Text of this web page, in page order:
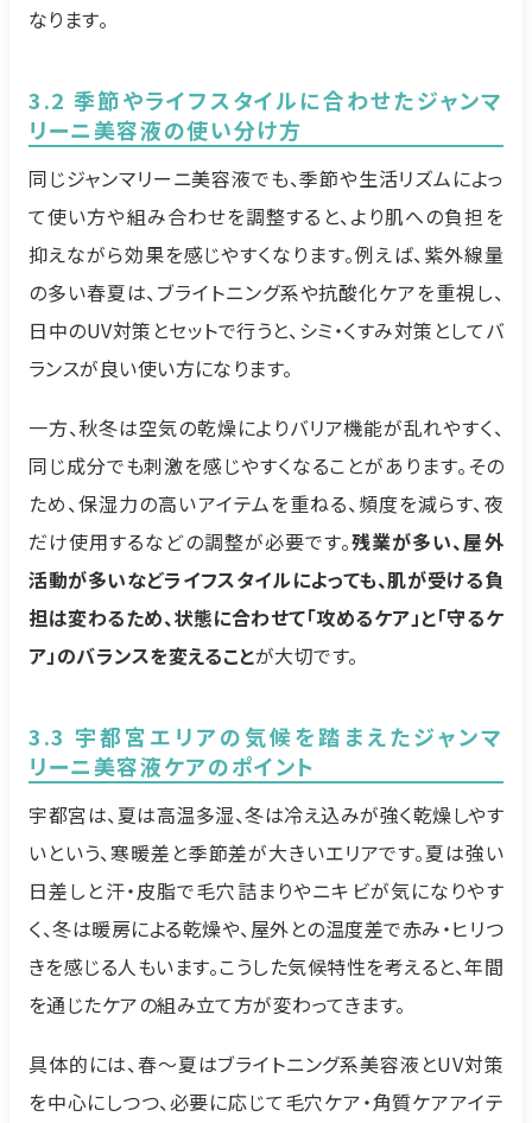
なります。
3.2 季節やライフスタイルに合わせたジャンマ
リーニ美容液の使い分け方
同じジャンマリーニ美容液でも、季節や生活リズムによっ
て使い方や組み合わせを調整すると、より肌への負担を
抑えながら効果を感じやすくなります。例えば、紫外線量
の多い春夏は、ブライトニング系や抗酸化ケアを重視し、
日中のUV対策とセットで行うと、シミ・くすみ対策としてバ
ランスが良い使い方になります。
一方、秋冬は空気の乾燥によりバリア機能が乱れやすく、
同じ成分でも刺激を感じやすくなることがあります。その
ため、保湿力の高いアイテムを重ねる、頻度を減らす、夜
だけ使用するなどの調整が必要です。残業が多い、屋外
活動が多いなどライフスタイルによっても、肌が受ける負
担は変わるため、状態に合わせて「攻めるケア」と「守るケ
ア」のバランスを変えることが大切です。
3.3 宇都宮エリアの気候を踏まえたジャンマ
リーニ美容液ケアのポイント
宇都宮は、夏は高温多湿、冬は冷え込みが強く乾燥しやす
いという、寒暖差と季節差が大きいエリアです。夏は強い
日差しと汗・皮脂で毛穴詰まりやニキビが気になりやす
く、冬は暖房による乾燥や、屋外との温度差で赤み・ヒリつ
きを感じる人もいます。こうした気候特性を考えると、年間
を通じたケアの組み立て方が変わってきます。
具体的には、春〜夏はブライトニング系美容液とUV対策
を中心にしつつ、必要に応じて毛穴ケア・角質ケアアイテ